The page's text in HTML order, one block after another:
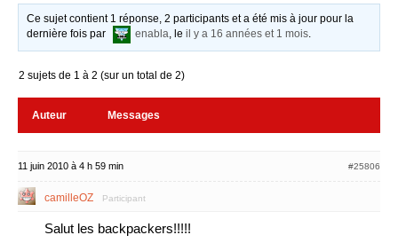
Ce sujet contient 1 réponse, 2 participants et a été mis à jour pour la
dernière fois par
enabla, leil y a 16 années et 1 mois.
2 sujets de 1 à 2 (sur un total de 2)
Auteur Messages
11 juin 2010 à 4 h 59 min #25806
camilleOZ Participant
Salut les backpackers!!!!!